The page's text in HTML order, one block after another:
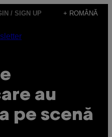
/ SIGN UP + ROMÂNĂ
au
pe scenă